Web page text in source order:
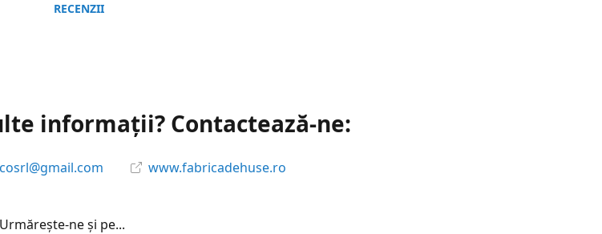
RECENZII
informații? Contactează-ne:
www.fabricadehuse.ro
Urmărește-ne și pe...